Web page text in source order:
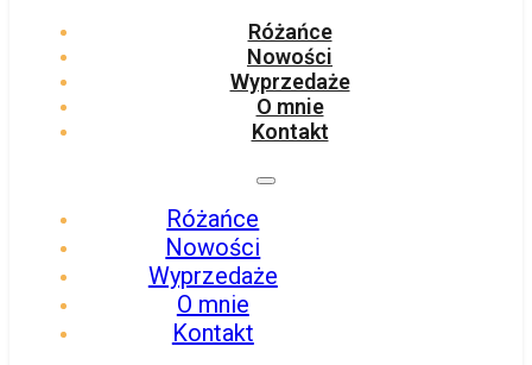
Różańce
Nowości
Wyprzedaże
O mnie
Kontakt
Różańce
Nowości
Wyprzedaże
O mnie
Kontakt